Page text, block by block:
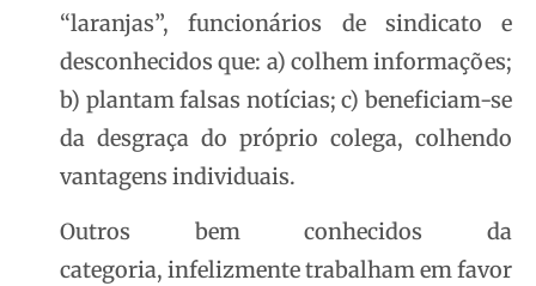
“laranjas”, funcionários de sindicato e
desconhecidos que: a) colhem informações;
b) plantam falsas notícias; c) beneficiam-se
da desgraça do próprio colega, colhendo
vantagens individuais.
Outros bem conhecidos da
categoria, infelizmente trabalham em favor